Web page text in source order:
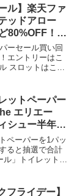
ド🔗あります
ル】楽天ファ
ッドアロー
80%OFF！ス
あり
ーセール買い回
エントリーはこ
スロットはこち
大ットペーパー
エリエー
シュー半年分
に当たる
ペーパーを1パッ
ると抽選で合計
」トイレットテ
ル Theエリエー
フライデー】